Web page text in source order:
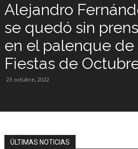
Alejandro
se quedó sin
en el palenque de
Fiestas de
23 octubre, 2022
ÚLTIMAS NOTICIAS